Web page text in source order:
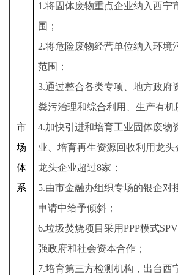
市
场
体
系
1.将固体废物重点企业纳入西宁
围；
2.将危险废物经营单位纳入环境
范围；
3.通过整合各类专项、地方政府
粪污治理和综合利用、生产有机
4.加快引进和培育工业固体废物
业、培育再生资源回收利用龙
龙头企业超过8家；
5.由市金融办组织专场的银企对
申请中给予倾斜；
6.垃圾焚烧项目采用PPP模式
强政府和社会资本合作；
7.培育第三方检测机构，出台西